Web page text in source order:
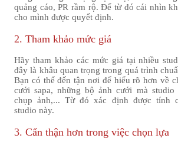
quảng cáo, PR rầm rộ. Để từ đó cái nhìn
cho mình được quyết định.
2. Tham khảo mức giá
Hãy tham khảo các mức giá tại nhiều
đây là khâu quan trọng trong quá trình
Bạn có thể đến tận nơi để hiểu rõ hơn về
cưới sapa, những bộ ảnh cưới mà
chụp ảnh,... Từ đó xác định được tính
studio này.
3. Cẩn thận hơn trong việc chọn lựa